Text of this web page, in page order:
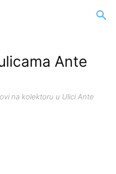
Ante
na kolektoru u Ulici Ante